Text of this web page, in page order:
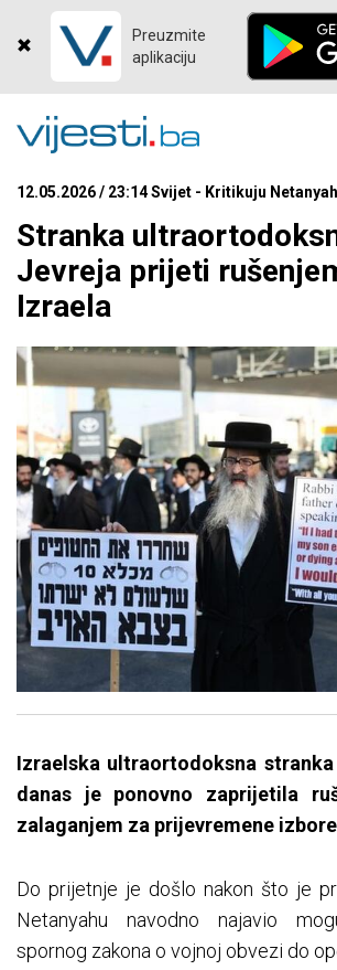
Preuzmite
aplikaciju
12.05.2026 / 23:14 Svijet - Kritikuju
Stranka
Jevreja prijeti
Izraela
Izraelska ultraortodoksna stranka
danas je ponovno zaprijetila
zalaganjem za prijevremene
Do prijetnje je došlo nakon što je
Netanyahu navodno najavio
spornog zakona o vojnoj obvezi do